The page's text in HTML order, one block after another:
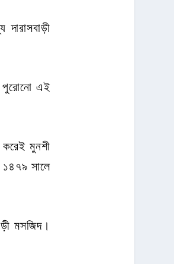
পুরোনো এই
করেই মুনশী
১৪৭৯ সালে
মসজিদ।